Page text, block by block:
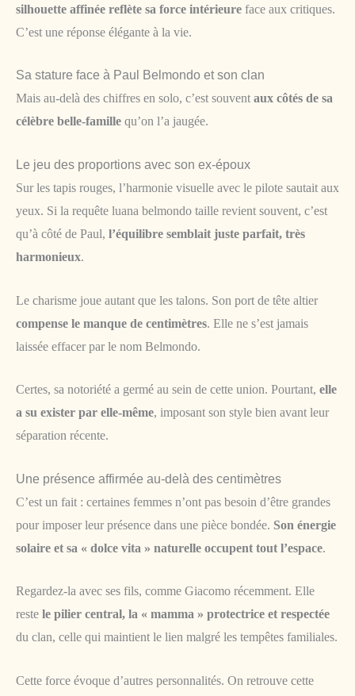
silhouette affinée reflète sa force intérieure face aux critiques.
C’est une réponse élégante à la vie.
Sa stature face à Paul Belmondo et son clan
Mais au-delà des chiffres en solo, c’est souventaux côtés de sa
célèbre belle-famille qu’on l’a jaugée.
Le jeu des proportions avec son ex-époux
Sur les tapis rouges, l’harmonie visuelle avec le pilote sautait aux
yeux. Si la requête luana belmondo taille revient souvent, c’est
qu’à côté de Paul, l’équilibre semblait juste parfait, très
harmonieux.
Le charisme joue autant que les talons. Son port de tête altier
compense le manque de centimètres. Elle ne s’est jamais
laissée effacer par le nom Belmondo.
Certes, sa notoriété a germé au sein de cette union. Pourtant, elle
a su exister par elle-même, imposant son style bien avant leur
séparation récente.
Une présence affirmée au-delà des centimètres
C’est un fait : certaines femmes n’ont pas besoin d’être grandes
pour imposer leur présence dans une pièce bondée. Son énergie
solaire et sa « dolce vita » naturelle occupent tout l’espace.
Regardez-la avec ses fils, comme Giacomo récemment. Elle
reste le pilier central, la « mamma » protectrice et respectée
du clan, celle qui maintient le lien malgré les tempêtes familiales.
Cette force évoque d’autres personnalités. On retrouve cette